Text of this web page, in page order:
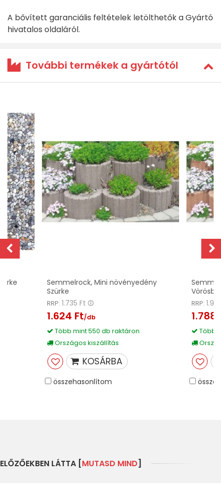
A bővített garanciális feltételek letölthetők a Gyártó
hivatalos oldaláról.
További termékek a gyártótól
Semmelrock, Mini növényedény
Szürke
RRP: 1.735 Ft
1.624 Ft/db
Több mint 550 db raktáron
Országos kiszállítás
KOSÁRBA
összehasonlítom
RRP:
1.788
Több
ELŐZŐEKBEN LÁTTA [MUTASD MIND]